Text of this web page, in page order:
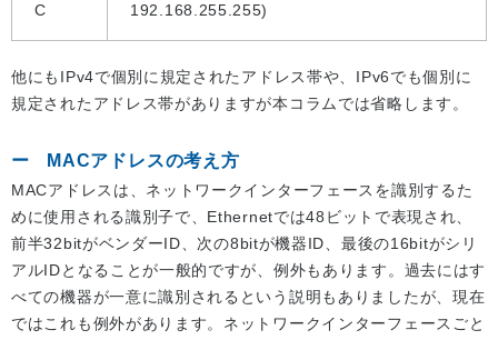
C
192.168.255.255)
他にもIPv4で個別に規定されたアドレス帯や、IPv6でも個別に
規定されたアドレス帯がありますが本コラムでは省略します。
MACアドレスの考え方
MACアドレスは、ネットワークインターフェースを識別するた
めに使用される識別子で、Ethernetでは48ビットで表現され、
前半32bitがベンダーID、次の8bitが機器ID、最後の16bitがシリ
アルIDとなることが一般的ですが、例外もあります。過去にはす
べての機器が一意に識別されるという説明もありましたが、現在
ではこれも例外があります。ネットワークインターフェースごと